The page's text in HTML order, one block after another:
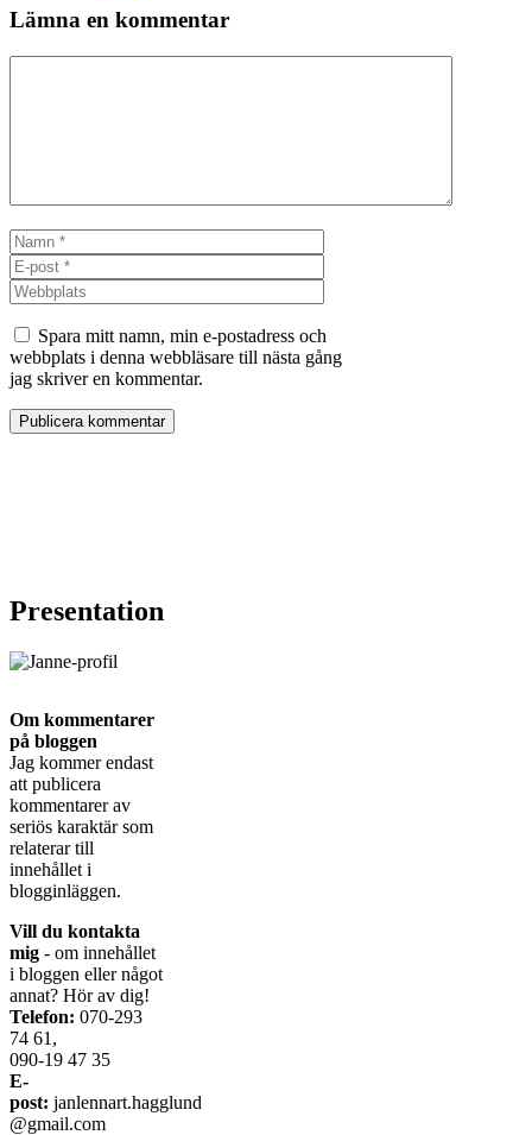
Lämna en kommentar
Namn
post
Spara mitt namn, min e-postadress och
webbplats i denna webbläsare till nästa gång
jag skriver en kommentar.
Presentation
Om kommentarer
på bloggen
Jag kommer endast
att publicera
kommentarer av
seriös karaktär som
relaterar till
innehållet i
blogginläggen.
Vill du kontakta
mig - om innehållet
i bloggen eller något
annat? Hör av dig!
Telefon: 070-293
74 61,
090-19 47 35
E-
post: janlennart.hagglund
@gmail.com